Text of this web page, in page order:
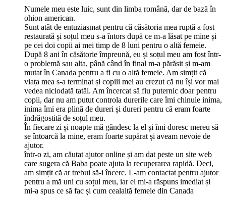
Numele meu este luic, sunt din limba română, dar de bază în
ohion american.
Sunt atât de entuziasmat pentru că căsătoria mea ruptă a fost
restaurată și soțul meu s-a întors după ce m-a lăsat pe mine și
pe cei doi copii ai mei timp de 8 luni pentru o altă femeie.
După 8 ani în căsătorie împreună, eu și soțul meu am fost într-
o problemă sau alta, până când în final m-a părăsit și m-am
mutat în Canada pentru a fi cu o altă femeie. Am simțit că
viața mea s-a terminat și copiii mei au crezut că nu își vor mai
vedea niciodată tatăl. Am încercat să fiu puternic doar pentru
copii, dar nu am putut controla durerile care îmi chinuie inima,
inima îmi era plină de dureri și dureri pentru că eram foarte
îndrăgostită de soțul meu.
În fiecare zi și noapte mă gândesc la el și îmi doresc mereu să
se întoarcă la mine, eram foarte supărat și aveam nevoie de
ajutor.
într-o zi, am căutat ajutor online și am dat peste un site web
care sugera că Baba poate ajuta la recuperarea rapidă. Deci,
am simțit că ar trebui să-i încerc. L-am contactat pentru ajutor
pentru a mă uni cu soțul meu, iar el mi-a răspuns imediat și
mi-a spus ce să fac și cum cealaltă femeie din Canada